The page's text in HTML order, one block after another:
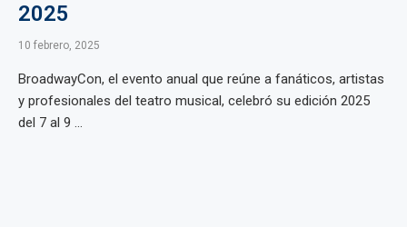
2025
10 febrero, 2025
BroadwayCon, el evento anual que reúne a fanáticos, artistas
y profesionales del teatro musical, celebró su edición 2025
del 7 al 9 ...